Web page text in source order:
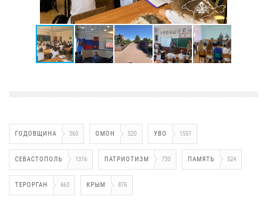
ГОДОВЩИНА 360 ОМОН 520 УВО 1551
СЕВАСТОПОЛЬ 1316 ПАТРИОТИЗМ 730 ПАМЯТЬ 524
ТЕРОРГАН 663 КРЫМ 876